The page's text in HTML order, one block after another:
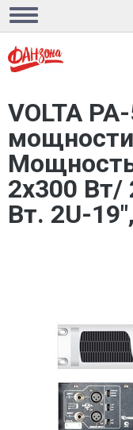
VOLTA
2х300 Вт/
Вт. 2U-